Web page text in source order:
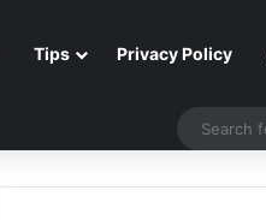
Tips Privacy Policy